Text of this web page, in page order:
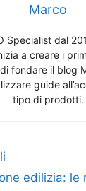
Marco
Specialist dal
a creare i
fondare il blog
guide
tipo di prodotti.
edilizia: le